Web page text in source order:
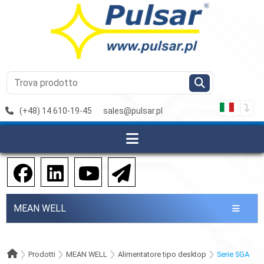
(+48) 14 610-19-45 sales@pulsar.pl
MEAN WELL
Prodotti MEAN WELL Alimentatore tipo desktop Serie SGA